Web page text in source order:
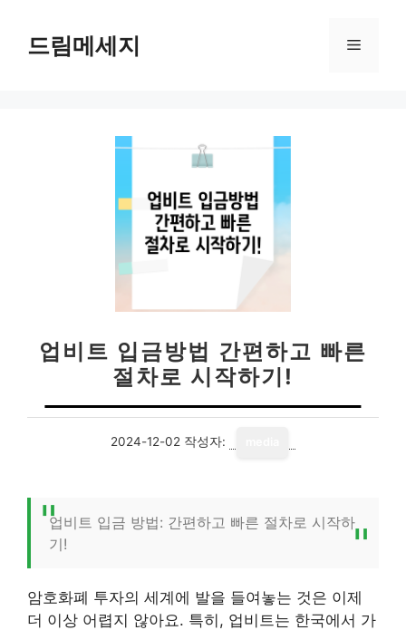
드림메세지 메
업비트 입금방법 간편하고 빠른
절차로 시작하기!
2024-12-02 작성자:
업비트 입금 방법: 간편하고 빠른 절차로 시작하
기!
암호화폐 투자의 세계에 발을 들여놓는 것은 이제
더 이상 어렵지 않아요. 특히, 업비트는 한국에서 가